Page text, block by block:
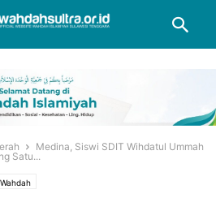
Medina, Siswi SDIT Wihdatul Ummah
Satu...
Wahdah